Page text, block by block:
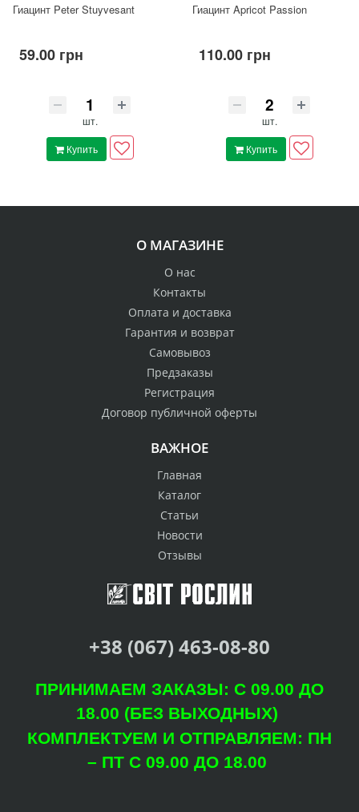
Гиацинт Peter Stuyvesant
59.00 грн
шт.
Купить
Гиацинт Apricot Passion
110.00 грн
шт.
Купить
О МАГАЗИНЕ
О нас
Контакты
Оплата и доставка
Гарантия и возврат
Самовывоз
Предзаказы
Регистрация
Договор публичной оферты
ВАЖНОЕ
Главная
Каталог
Статьи
Новости
Отзывы
+38 (067) 463-08-80
ПРИНИМАЕМ ЗАКАЗЫ: С 09.00 ДО
18.00 (БЕЗ ВЫХОДНЫХ)
КОМПЛЕКТУЕМ И ОТПРАВЛЯЕМ: ПН
– ПТ С 09.00 ДО 18.00